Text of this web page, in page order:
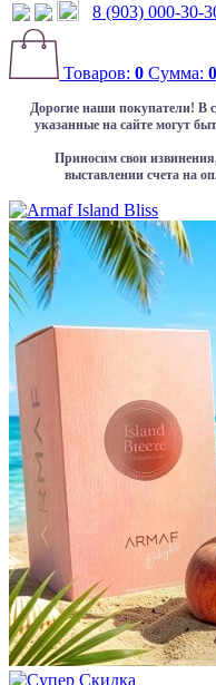
8 (903) 000-30-
Товаров: 0 Сумма:
Дорогие наши покупатели! В
указанные на сайте могут
Приносим свои
выставлении счета на